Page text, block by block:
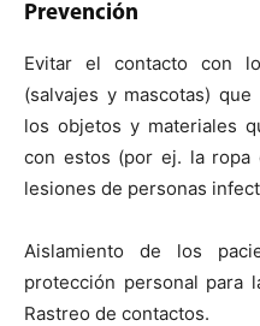
Prevención
Evitar el contacto con
(salvajes y mascotas)
los objetos y materiales
con estos (por ej. la ropa
lesiones de personas
Aislamiento de los
protección personal para
Rastreo de contactos.